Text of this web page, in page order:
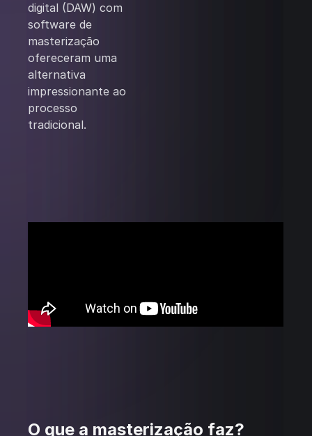
digital (DAW) com
software de
masterização
ofereceram uma
alternativa
impressionante ao
processo
tradicional.
O que a masterização faz?